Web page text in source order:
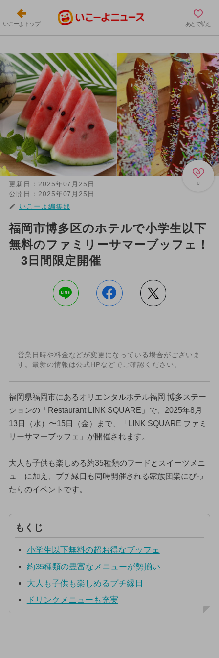
いこーよトップ あとで読む
0
更新日： 2025年07月25日
公開日： 2025年07月25日
いこーよ編集部
福岡市博多区のホテルで小学生以下
無料のファミリーサマーブッフェ！
3日間限定開催
営業日時や料金などが変更になっている場合がございま
す。最新の情報は公式HPなどでご確認ください。
福岡県福岡市にあるオリエンタルホテル福岡 博多ステー
ションの「Restaurant LINK SQUARE」で、2025年8月
13日（水）〜15日（金）まで、「LINK SQUARE ファミ
リーサマーブッフェ」が開催されます。
大人も子供も楽しめる約35種類のフードとスイーツメニ
ューに加え、プチ縁日も同時開催される家族団欒にぴっ
たりのイベントです。
もくじ
小学生以下無料の超お得なブッフェ
約35種類の豊富なメニューが勢揃い
大人も子供も楽しめるプチ縁日
ドリンクメニューも充実